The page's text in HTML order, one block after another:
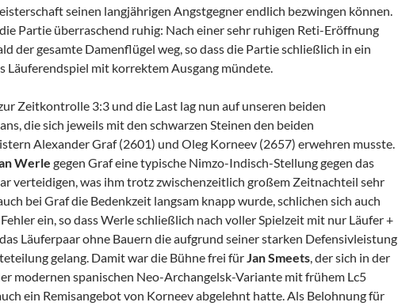
seinen langjährigen Angstgegner endlich bezwingen können.
Partie überraschend ruhig: Nach einer sehr ruhigen Reti-Eröffnung
der gesamte Damenflügel weg, so dass die Partie schließlich in ein
Läuferendspiel mit korrektem Ausgang mündete.
Zeitkontrolle 3:3 und die Last lag nun auf unseren beiden
die sich jeweils mit den schwarzen Steinen den beiden
Alexander Graf (2601) und Oleg Korneev (2657) erwehren musste.
Werle gegen Graf eine typische Nimzo-Indisch-Stellung gegen das
verteidigen, was ihm trotz zwischenzeitlich großem Zeitnachteil sehr
bei Graf die Bedenkzeit langsam knapp wurde, schlichen sich auch
ein, so dass Werle schließlich nach voller Spielzeit mit nur Läufer +
Läuferpaar ohne Bauern die aufgrund seiner starken Defensivleistung
gelang. Damit war die Bühne frei fürJan Smeets, der sich in der
modernen spanischen Neo-Archangelsk-Variante mit frühem Lc5
ein Remisangebot von Korneev abgelehnt hatte. Als Belohnung für